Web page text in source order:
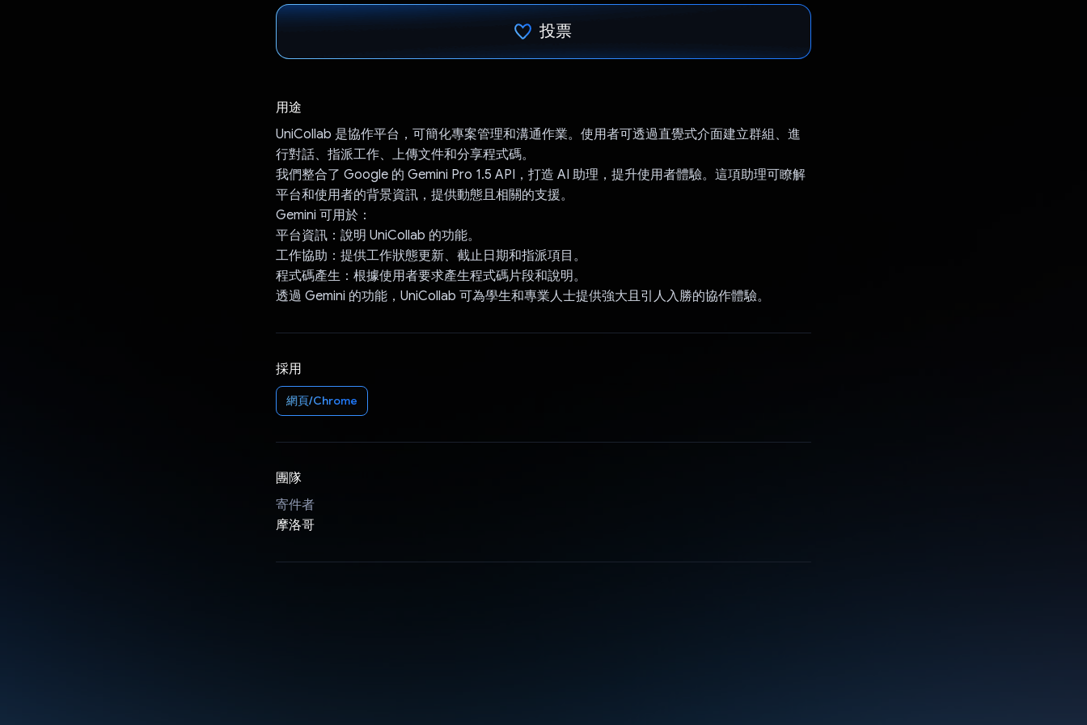
投票
用途
UniCollab 是協作平台，可簡化專案管理和溝通作業。使用者可透過直覺式介面建立群組、進
行對話、指派工作、上傳文件和分享程式碼。
我們整合了 Google 的 Gemini Pro 1.5 API，打造 AI 助理，提升使用者體驗。這項助理可瞭解
平台和使用者的背景資訊，提供動態且相關的支援。
Gemini 可用於：
平台資訊：說明 UniCollab 的功能。
工作協助：提供工作狀態更新、截止日期和指派項目。
程式碼產生：根據使用者要求產生程式碼片段和說明。
透過 Gemini 的功能，UniCollab 可為學生和專業人士提供強大且引人入勝的協作體驗。
採用
網頁/Chrome
團隊
寄件者
摩洛哥